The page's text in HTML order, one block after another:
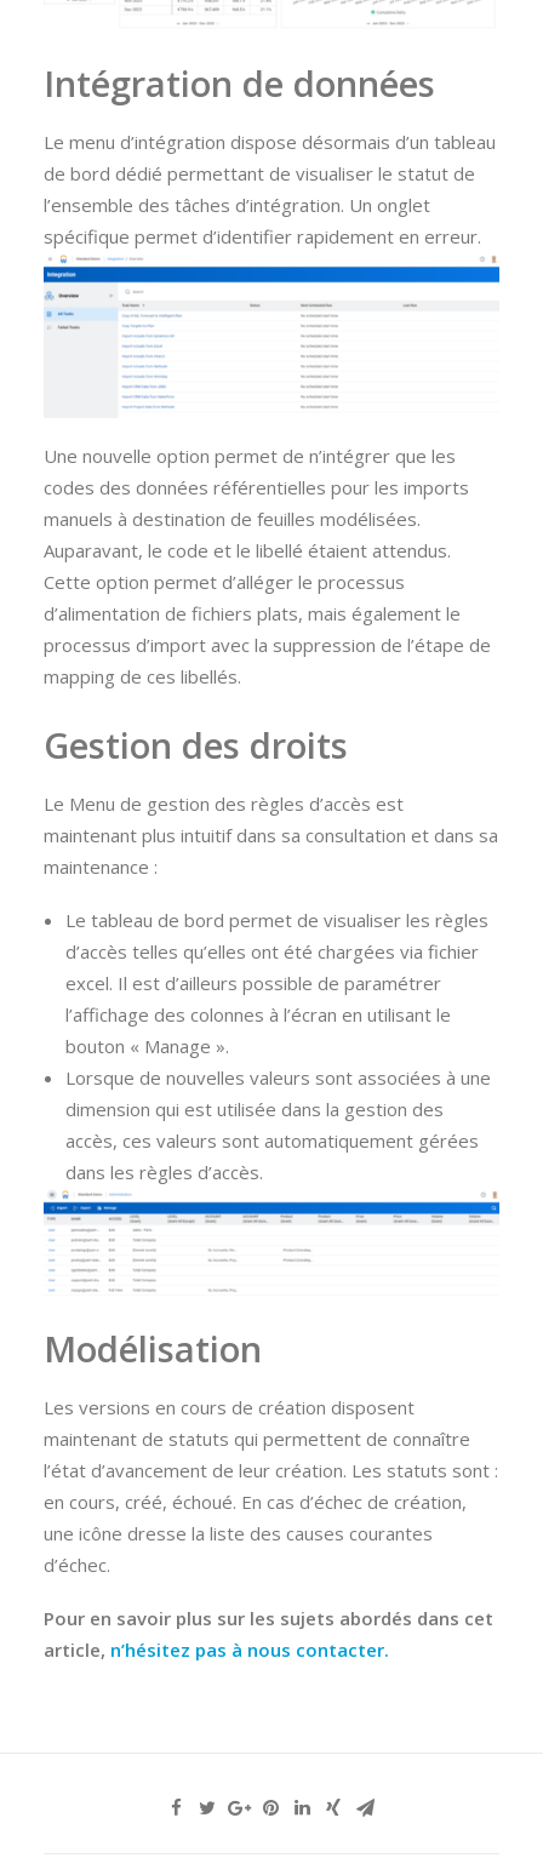
Intégration de données
Le menu d’intégration dispose désormais d’un tableau
de bord dédié permettant de visualiser le statut de
l’ensemble des tâches d’intégration. Un onglet
spécifique permet d’identifier rapidement en erreur.
Une nouvelle option permet de n’intégrer que les
codes des données référentielles pour les imports
manuels à destination de feuilles modélisées.
Auparavant, le code et le libellé étaient attendus.
Cette option permet d’alléger le processus
d’alimentation de fichiers plats, mais également le
processus d’import avec la suppression de l’étape de
mapping de ces libellés.
Gestion des droits
Le Menu de gestion des règles d’accès est
maintenant plus intuitif dans sa consultation et dans sa
maintenance :
Le tableau de bord permet de visualiser les règles
d’accès telles qu’elles ont été chargées via fichier
excel. Il est d’ailleurs possible de paramétrer
l’affichage des colonnes à l’écran en utilisant le
bouton « Manage ».
Lorsque de nouvelles valeurs sont associées à une
dimension qui est utilisée dans la gestion des
accès, ces valeurs sont automatiquement gérées
dans les règles d’accès.
Modélisation
Les versions en cours de création disposent
maintenant de statuts qui permettent de connaître
l’état d’avancement de leur création. Les statuts sont :
en cours, créé, échoué. En cas d’échec de création,
une icône dresse la liste des causes courantes
d’échec.
Pour en savoir plus sur les sujets abordés dans cet
article, n’hésitez pas à nous contacter.